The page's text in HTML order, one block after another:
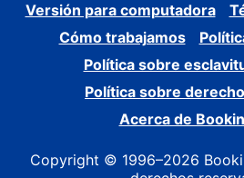
Versión para computadora
Cómo trabajamos
Política sobre
Política sobre
Acerca de
Copyright © 1996–2026